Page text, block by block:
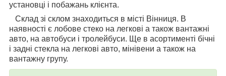
установці і побажань клієнта.
Склад зі склом знаходиться в місті Вінниця. В
наявності є лобове стеко на легкові а також вантажні
авто, на автобуси і тролейбуси. Ще в асортименті бічні
і задні стекла на легкові авто, мінівени а також на
вантажну групу.